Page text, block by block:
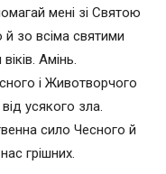
мені зі Святою
зо всіма святими
Амінь.
і Животворчого
усякого зла.
сило Чесного й
грішних.